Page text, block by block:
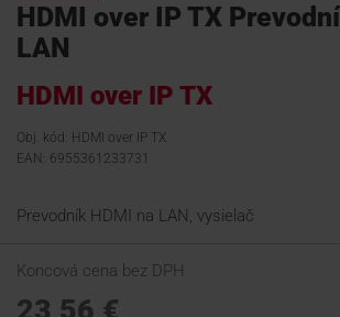
AKCIA MESIACA
PRODUKTY
HDMI over IP TX
LAN
HDMI over IP TX
Obj. kód: HDMI over IP TX
EAN: 6955361233731
Prevodník HDMI na LAN, vysielač
Koncová cena bez DPH